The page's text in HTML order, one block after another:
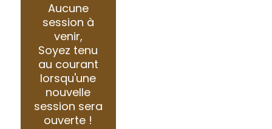
Aucune
session à
venir,
Soyez tenu
au courant
lorsqu'une
nouvelle
session sera
ouverte !